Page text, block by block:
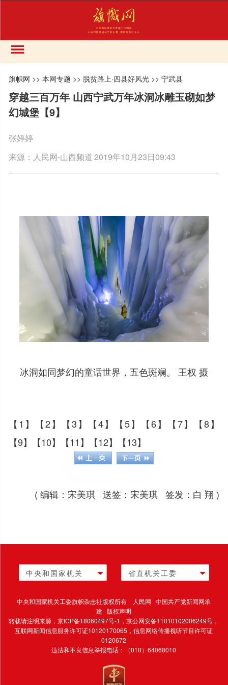
旗帜网 >>本网专题 >> 脱贫路上·四县好风光 >>宁武县
穿越三百万年 山西宁武万年冰洞冰雕玉砌如梦
幻城堡【9】
张婷婷
来源： 人民网-山西频道2019年10月23日09:43
冰洞如同梦幻的童话世界，五色斑斓。 王权 摄
【1】 【2】 【3】 【4】 【5】 【6】 【7】
【8】
【9】
【10】 【11】 【12】 【13】
( 编辑：宋美琪 送签：宋美琪 签发：白 翔 )
中央和国家机关 省直机关工委
中央和国家机关工委旗帜杂志社版权所有 人民网 中国共产党新闻网承
建 版权声明
转载请注明来源，京ICP备18060497号-1 ，京公网安备11010102006249号，
互联网新闻信息服务许可证10120170065，信息网络传播视听节目许可证
0120672
违法和不良信息举报电话：（010）64068010